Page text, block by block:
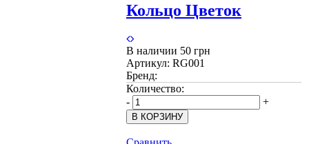
Кольцо Цветок
В наличии 50 грн
Артикул: RG001
Бренд:
Количество:
-
+